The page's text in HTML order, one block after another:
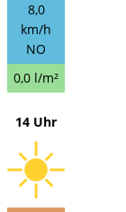
8,0
km/h
NO
0,0 l/m²
14 Uhr